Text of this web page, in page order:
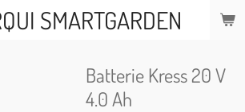
SMARTGARDEN
Batterie Kress 20 V
4.0 Ah